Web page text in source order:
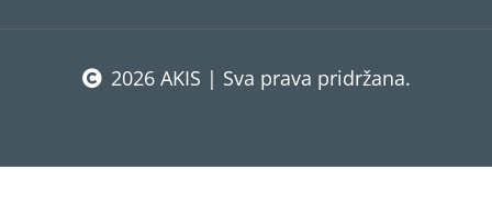
2026 AKIS | Sva prava pridržana.